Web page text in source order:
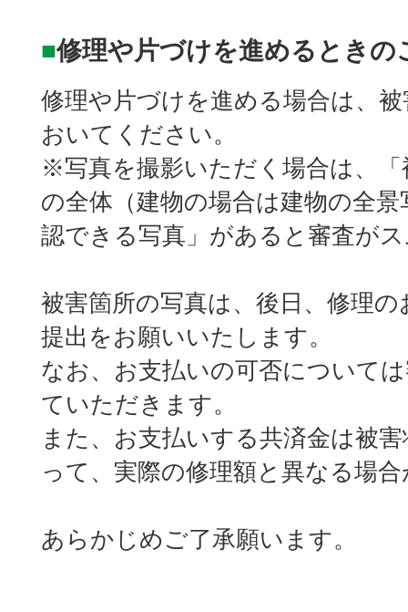
■修理や片づけを進めるときの
修理や片づけを進める場合は、
おいてください。
※写真を撮影いただく場合は、
の全体（建物の場合は建物の全
認できる写真」があると審査が
被害箇所の写真は、後日、修理
提出をお願いいたします。
なお、お支払いの可否について
ていただきます。
また、お支払いする共済金は被
って、実際の修理額と異なる場
あらかじめご了承願います。